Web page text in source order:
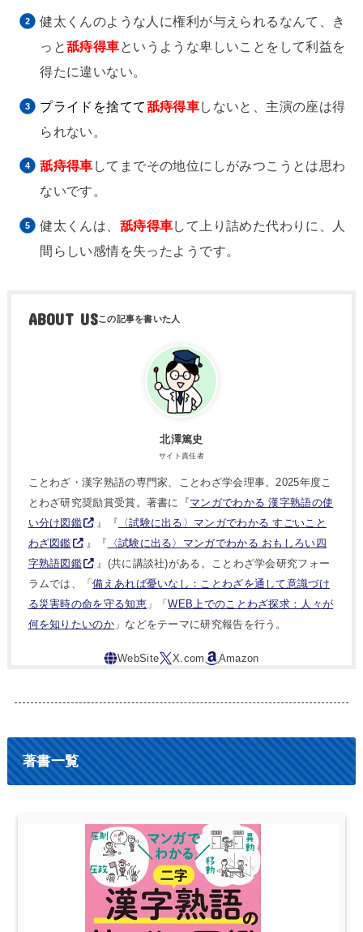
健太くんのような人に権利が与えられるなんて、き
っと舐痔得車というような卑しいことをして利益を
得たに違いない。
プライドを捨てて舐痔得車しないと、主演の座は得
られない。
舐痔得車 してまでその地位にしがみつこうとは思わ
ないです。
健太くんは、 舐痔得車して上り詰めた代わりに、人
間らしい感情を失ったようです。
ABOUT US
北澤篤史
サイト責任者
ことわざ・漢字熟語の専門家、ことわざ学会理事。2025年度こ
とわざ研究奨励賞受賞。著書に『マンガでわかる 漢字熟語の使
い分け図鑑
』『 〈試験に出る〉マンガでわかる すごいこと
わざ図鑑
』『
〈試験に出る〉マンガでわかる おもしろい四
字熟語図鑑
』(共に講談社)がある。ことわざ学会研究フォー
ラムでは、「備えあれば憂いなし：ことわざを通して意識づけ
る災害時の命を守る知恵」「WEB上でのことわざ探求：人々が
何を知りたいのか」などをテーマに研究報告を行う。
著書一覧